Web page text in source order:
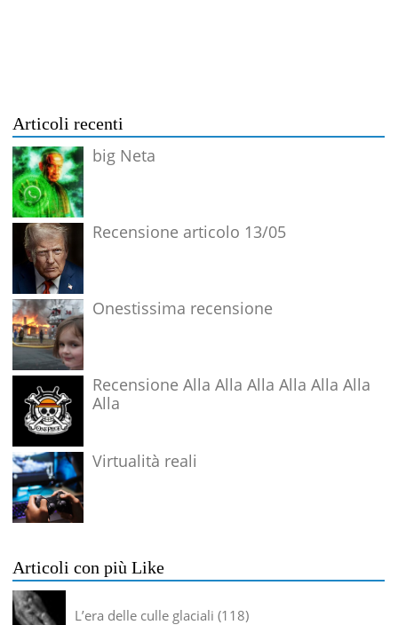
Articoli recenti
big Neta
Recensione articolo 13/05
Onestissima recensione
Recensione Alla Alla Alla Alla Alla Alla
Alla
Virtualità reali
Articoli con più Like
L’era delle culle glaciali 118